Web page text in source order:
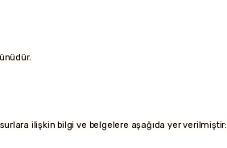
ilişkin bilgi ve belgelere aşağıda yer verilmiştir: